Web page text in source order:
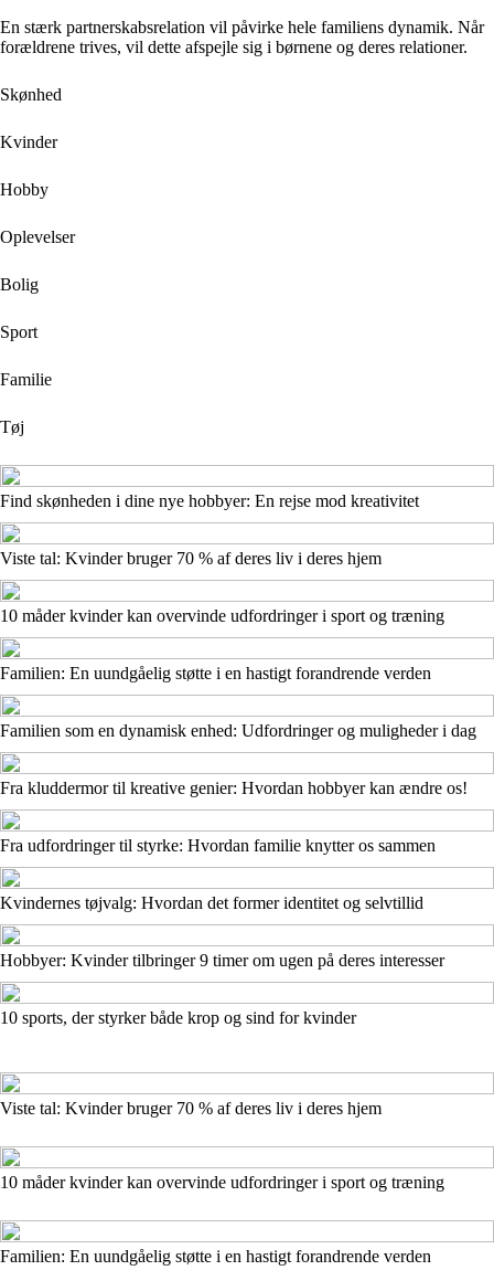
En stærk partnerskabsrelation vil påvirke hele familiens dynamik. Når
forældrene trives, vil dette afspejle sig i børnene og deres relationer.
Skønhed
Kvinder
Hobby
Oplevelser
Bolig
Sport
Familie
Tøj
Find skønheden i dine nye hobbyer: En rejse mod kreativitet
Viste tal: Kvinder bruger 70 % af deres liv i deres hjem
10 måder kvinder kan overvinde udfordringer i sport og træning
Familien: En uundgåelig støtte i en hastigt forandrende verden
Familien som en dynamisk enhed: Udfordringer og muligheder i dag
Fra kluddermor til kreative genier: Hvordan hobbyer kan ændre os!
Fra udfordringer til styrke: Hvordan familie knytter os sammen
Kvindernes tøjvalg: Hvordan det former identitet og selvtillid
Hobbyer: Kvinder tilbringer 9 timer om ugen på deres interesser
10 sports, der styrker både krop og sind for kvinder
Viste tal: Kvinder bruger 70 % af deres liv i deres hjem
10 måder kvinder kan overvinde udfordringer i sport og træning
Familien: En uundgåelig støtte i en hastigt forandrende verden